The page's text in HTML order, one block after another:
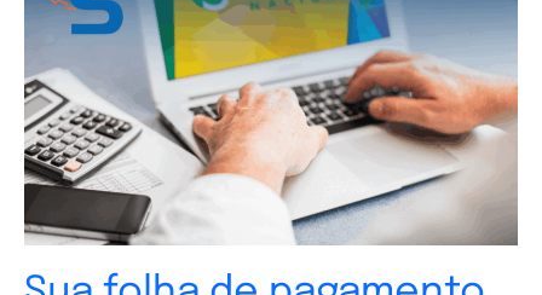
pagamento
reduzir
os
custos
da
sua